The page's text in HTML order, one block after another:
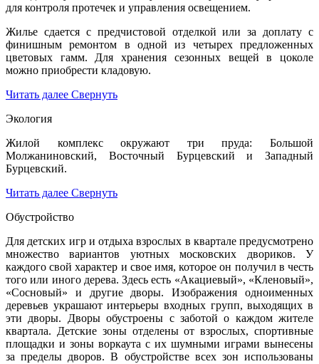
для контроля протечек и управления освещением.
Жилье сдается с предчистовой отделкой или за доплату с
финишным ремонтом в одной из четырех предложенных
цветовых гамм. Для хранения сезонных вещей в цоколе
можно приобрести кладовую.
Читать далее Свернуть
Экология
Жилой комплекс окружают три пруда: Большой
Молжаниновский, Восточный Бурцевский и Западный
Бурцевский.
Читать далее Свернуть
Обустройство
Для детских игр и отдыха взрослых в квартале предусмотрено
множество вариантов уютных московских двориков. У
каждого свой характер и свое имя, которое он получил в честь
того или иного дерева. Здесь есть «Акациевый», «Кленовый»,
«Сосновый» и другие дворы. Изображения одноименных
деревьев украшают интерьеры входных групп, выходящих в
эти дворы. Дворы обустроены с заботой о каждом жителе
квартала. Детские зоны отделены от взрослых, спортивные
площадки и зоны воркаута с их шумными играми вынесены
за пределы дворов. В обустройстве всех зон использованы